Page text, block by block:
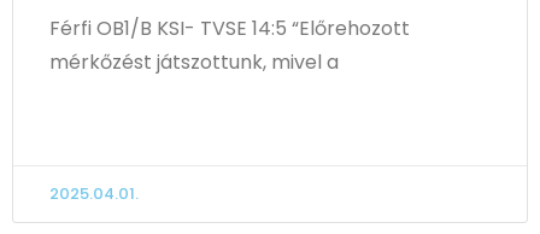
Férfi OB1/B KSI- TVSE 14:5 “Előrehozott
mérkőzést játszottunk, mivel a
2025.04.01.